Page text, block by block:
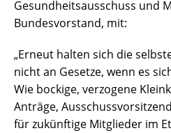
Gesundheitsausschuss und
Bundesvorstand, mit:
„Erneut halten sich die
nicht an Gesetze, wenn es
Wie bockige, verzogene
Anträge,
für zukünftige Mitglieder im